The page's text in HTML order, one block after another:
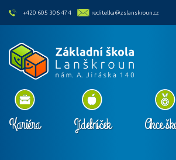
skip to main content
+420 605 306 474 reditelka@zslanskroun.cz
Kariéra Jídelníček Akce